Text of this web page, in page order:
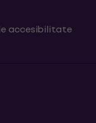
accesibilitate